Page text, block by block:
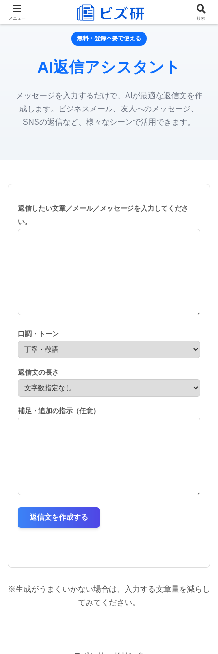
無料・登録不要で使える
AI返信アシスタント
メッセージを入力するだけで、AIが最適な返信文を作
成します。ビジネスメール、友人へのメッセージ、
SNSの返信など、様々なシーンで活用できます。
返信したい文章／メール／メッセージを入力してくださ
い。
口調・トーン
返信文の長さ
補足・追加の指示（任意）
返信文を作成する
※生成がうまくいかない場合は、入力する文章量を減らし
てみてください。
メニュー 検索